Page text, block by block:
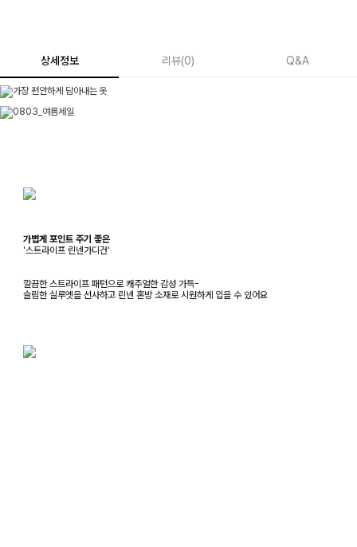
상세정보 리뷰(0) Q&A
가볍게 포인트 주기 좋은
'스트라이프 린넨가디건'
깔끔한 스트라이프 패턴으로 캐주얼한 감성 가득-
슬림한 실루엣을 선사하고 린넨 혼방 소재로 시원하게 입을 수 있어요